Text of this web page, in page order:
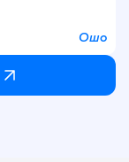
Ошо